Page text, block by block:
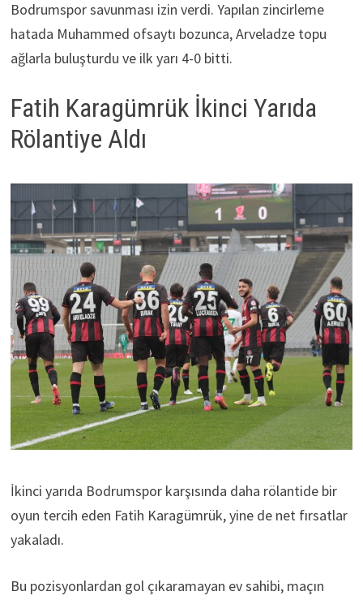
Bodrumspor savunması izin verdi. Yapılan zincirleme
hatada Muhammed ofsaytı bozunca, Arveladze topu
ağlarla buluşturdu ve ilk yarı 4-0 bitti.
Fatih Karagümrük İkinci Yarıda
Rölantiye Aldı
İkinci yarıda Bodrumspor karşısında daha rölantide bir
oyun tercih eden Fatih Karagümrük, yine de net fırsatlar
yakaladı.
Bu pozisyonlardan gol çıkaramayan ev sahibi, maçın